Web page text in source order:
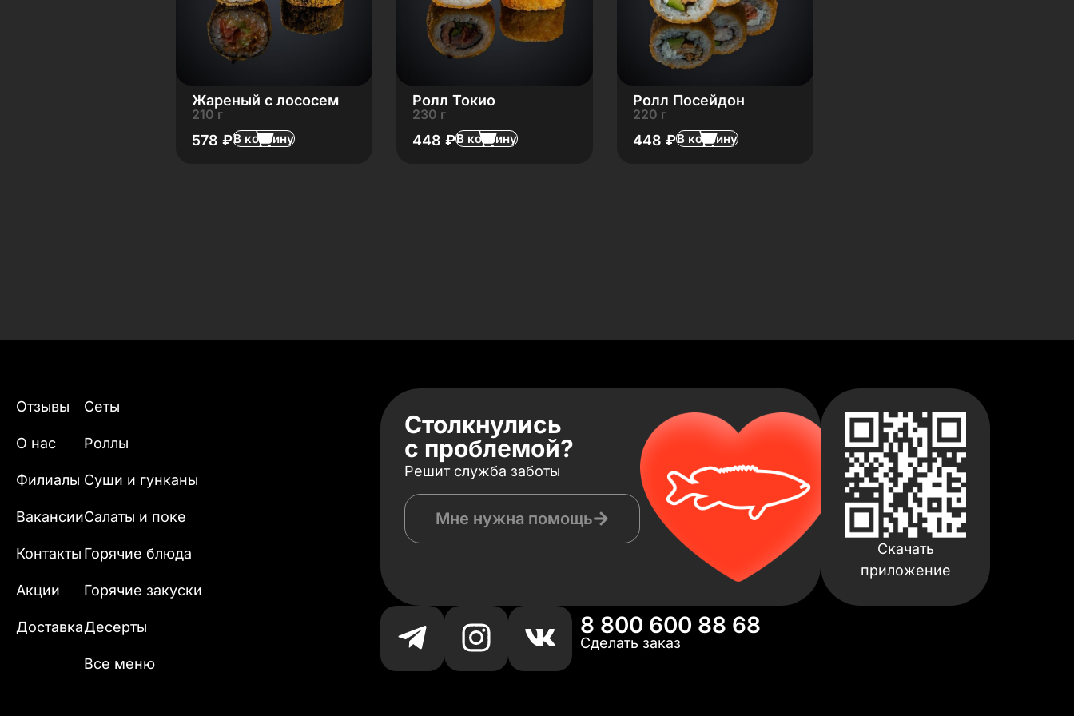
Жареный с лососем
210 г
578 ₽В корзину
Ролл Токио
230 г
448 ₽В корзину
Ролл Посейдон
220 г
448₽В корзину
Отзывы
О нас
Филиалы
Вакансии
Контакты
Акции
Доставка
Сеты
Роллы
Суши и гунканы
Салаты и поке
Горячие блюда
Горячие закуски
Десерты
Все меню
Столкнулись
с проблемой?
Решит служба заботы
Мне нужна помощь
Скачать
приложение
8 800 600 88 68
Сделать заказ